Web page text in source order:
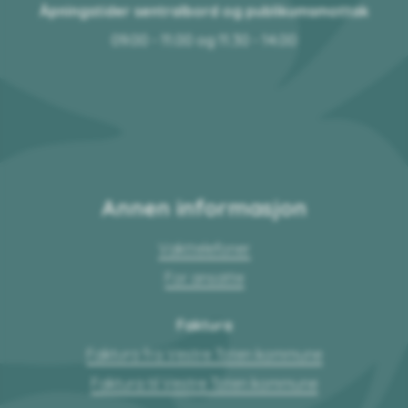
Åpningstider sentralbord og publikumsmottak
09.00 - 11.00 og 11.30 - 14.00
Annen informasjon
Vakttelefoner
For ansatte
Faktura
Faktura fra Vestre Toten kommune
Faktura til Vestre Toten kommune